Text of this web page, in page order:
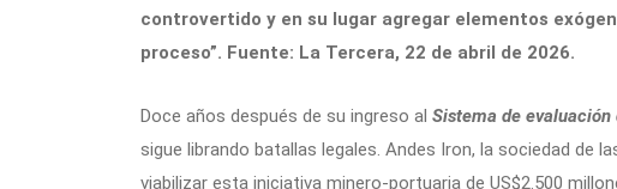
controvertido y en su lugar agregar elementos
proceso”. Fuente: La Tercera, 22 de abril de 2026.
Doce años después de su ingreso al Sistema de
sigue librando batallas legales. Andes Iron, la sociedad de
viabilizar esta iniciativa minero-portuaria de US$2.500